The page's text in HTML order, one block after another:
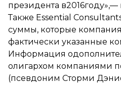
президента в2016году»,—
Также Essential
суммы, которые
фактически указанные
Информация
олигархом компаниями
(псевдоним Сторми